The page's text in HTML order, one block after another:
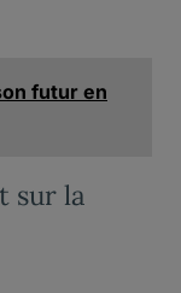
futur en
sur la